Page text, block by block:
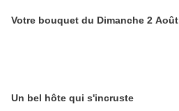
Votre bouquet du Dimanche 2 Août
Un bel hôte qui s'incruste